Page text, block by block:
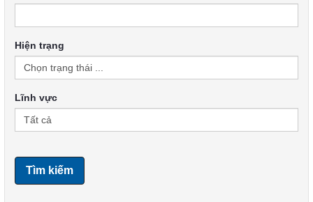
Hiện trạng
Lĩnh vực
Tìm kiếm